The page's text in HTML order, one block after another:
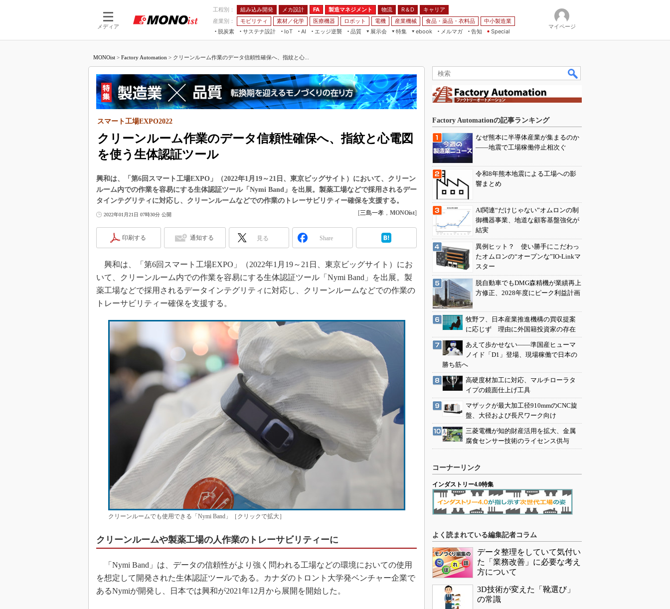
メディア
工程別： 組み込み開発 メカ設計 FA 製造マネジメント 物流 R＆D
キャリア
産業別：
モビリティ 素材／化学 医療機器 ロボット 電機 産業機械 食品・薬品・衣料品
中小製造業
脱炭素
サステナ設計
IoT
つながる工場
つながるサービス
AI
AI×設備保全
Physical AI
エッジ逆襲 品質
展示会
JIMTOF
組込み/エッジ コンピューティング
展＆IoT/5Gソリューション展
IIFES
国際ロボット展
TECHNO-FRONTIER
EdgeTech+
日本ものづくりワールド
産業オープンネット展
特集
つながるクルマ
5G
VR／AR
フィールドサービス
組み込み画像技術
車載ソフト開発
ISO26262
3Dプリンタ
デジタルツインとCAE
インダストリー4.0
イノベーション
メイドインジャパン
知財マネジメント
制御セキュリティ
新型コロナへの対応
ebook
製造マネジメント
FA
モビリティ
メルマガ
告知 Special
マイページ
MONOist > Factory Automation > クリーンルーム作業のデータ信頼性確保へ、指紋と心...
クリーンルーム作業のデータ信頼性確保へ、指紋と心電図
を使う生体認証ツール
スマート工場EXPO2022
興和は、「第6回スマート工場EXPO」（2022年1月19～21日、東京ビッグサイト）において、クリーン
ルーム内での作業を容易にする生体認証ツール「Nymi Band」を出展。製薬工場などで採用されるデー
タインテグリティに対応し、クリーンルームなどでの作業のトレーサビリティー確保を支援する。
2022年01月21日 07時30分 公開 [三島一孝 ， MONOist]
印刷する 通知する 見る Share
興和は、「第6回スマート工場EXPO」（2022年1月19～21日、東京ビッグサイト）にお
いて、クリーンルーム内での作業を容易にする生体認証ツール「Nymi Band」を出展。製
薬工場などで採用されるデータインテグリティに対応し、クリーンルームなどでの作業の
トレーサビリティー確保を支援する。
クリーンルームでも使用できる「Nymi Band」［クリックで拡大］
クリーンルームや製薬工場の人作業のトレーサビリティーに
「Nymi Band」は、データの信頼性がより強く問われる工場などの環境においての使用
を想定して開発された生体認証ツールである。カナダのトロント大学発ベンチャー企業で
あるNymiが開発し、日本では興和が2021年12月から展開を開始した。
Factory Automationの記事ランキング
なぜ熊本に半導体産業が集まるのか
――地震で工場稼働停止相次ぐ
令和8年熊本地震による工場への影
響まとめ
AI関連“だけじゃない”オムロンの制
御機器事業、地道な顧客基盤強化が
結実
異例ヒット？ 使い勝手にこだわっ
たオムロンの“オープンな”IO-Linkマ
スター
脱自動車でもDMG森精機が業績再上
方修正、2028年度にピーク利益計画
牧野フ、日本産業推進機構の買収提案
に応じず 理由に外国籍投資家の存在
あえて歩かせない――準国産ヒューマ
ノイド「D1」登場、現場稼働で日本の
勝ち筋へ
高硬度材加工に対応、マルチローラタ
イプの鏡面仕上げ工具
マザックが最大加工径910mmのCNC旋
盤、大径および長尺ワーク向け
三菱電機が知的財産活用を拡大、金属
腐食センサー技術のライセンス供与
コーナーリンク
インダストリー4.0特集
よく読まれている編集記者コラム
データ整理をしていて気付い
た「業務改善」に必要な考え
方について
3D技術が変えた「靴選び」
の常識